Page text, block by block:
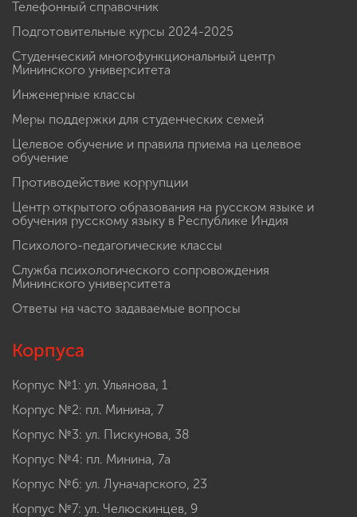
Телефонный справочник
Подготовительные курсы 2024-2025
Студенческий многофункциональный центр
Мининского университета
Инженерные классы
Меры поддержки для студенческих семей
Целевое обучение и правила приема на целевое
обучение
Противодействие коррупции
Центр открытого образования на русском языке и
обучения русскому языку в Республике Индия
Психолого-педагогические классы
Служба психологического сопровождения
Мининского университета
Ответы на часто задаваемые вопросы
Корпуса
Корпус №1: ул. Ульянова, 1
Корпус №2: пл. Минина, 7
Корпус №3: ул. Пискунова, 38
Корпус №4: пл. Минина, 7а
Корпус №6: ул. Луначарского, 23
Корпус №7: ул. Челюскинцев, 9